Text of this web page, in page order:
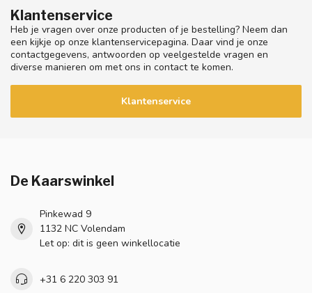
Klantenservice
Heb je vragen over onze producten of je bestelling? Neem dan
een kijkje op onze klantenservicepagina. Daar vind je onze
contactgegevens, antwoorden op veelgestelde vragen en
diverse manieren om met ons in contact te komen.
Klantenservice
De Kaarswinkel
Pinkewad 9
1132 NC Volendam
Let op: dit is geen winkellocatie
+31 6 220 303 91